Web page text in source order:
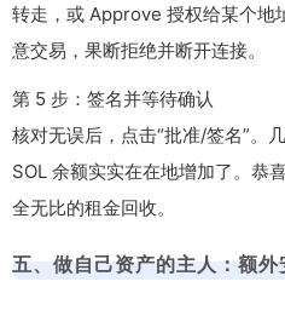
转走，或 Approve 授权给某个地
意交易，果断拒绝并断开连接。
第 5 步：签名并等待确认
核对无误后，点击“批准/签名”。
SOL 余额实实在在地增加了。恭
全无比的租金回收。
五、做自己资产的主人：额外